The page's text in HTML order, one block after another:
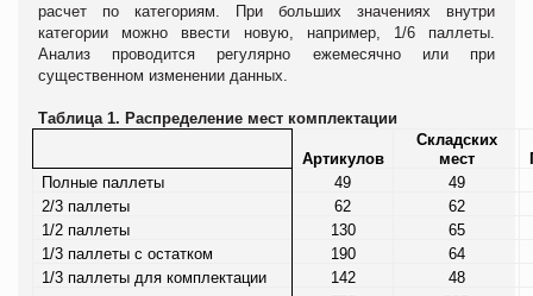
расчет по категориям. При больших значениях внутри
категории можно ввести новую, например, 1/6 паллеты.
Анализ проводится регулярно ежемесячно или при
существенном изменении данных.
Таблица 1. Распределение мест комплектации
Артикулов
Складских
мест
Полные паллеты
49
49
2/3 паллеты
62
62
1/2 паллеты
130
65
1/3 паллеты с остатком
190
64
1/3 паллеты для комплектации
142
48